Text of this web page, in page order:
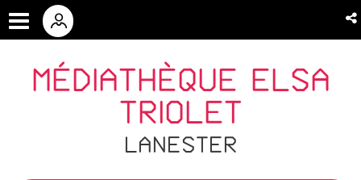
MÉDIATHÈQUE ELSA
TRIOLET
LANESTER